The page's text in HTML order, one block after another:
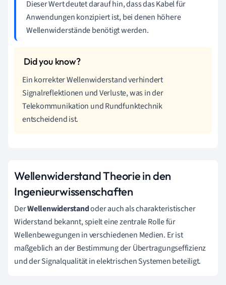
Dieser Wert deutet darauf hin, dass das Kabel für
Anwendungen konzipiert ist, bei denen höhere
Wellenwiderstände benötigt werden.
Ein korrekter Wellenwiderstand verhindert
Signalreflektionen und Verluste, was in der
Telekommunikation und Rundfunktechnik
entscheidend ist.
Wellenwiderstand Theorie in den
Ingenieurwissenschaften
DerWellenwiderstandoder auch als charakteristischer
Widerstand bekannt, spielt eine zentrale Rolle für
Wellenbewegungen in verschiedenen Medien. Er ist
maßgeblich an der Bestimmung der Übertragungseffizienz
und der Signalqualität in elektrischen Systemen beteiligt.